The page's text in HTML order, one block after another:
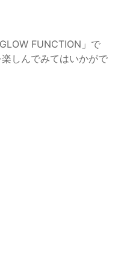
FUNCTION」で
しんでみてはいかがで